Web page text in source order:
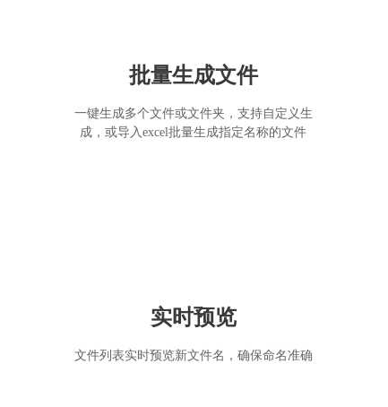
批量生成文件
一键生成多个文件或文件夹，支持自定义生
成，或导入excel批量生成指定名称的文件
实时预览
文件列表实时预览新文件名，确保命名准确